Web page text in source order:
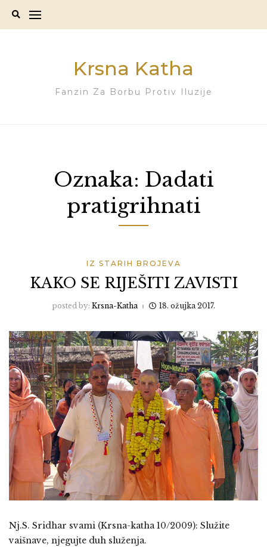
Krsna Katha
Fanzin Za Borbu Protiv Iluzije
Oznaka: Dadati
pratigrihnati
IZ STARIH BROJEVA
KAKO SE RIJEŠITI ZAVISTI
posted by: Krsna-Katha 18. ožujka 2017.
Nj.S. Sridhar svami (Krsna-katha 10/2009): Služite
vaišnave, njegujte duh služenja.